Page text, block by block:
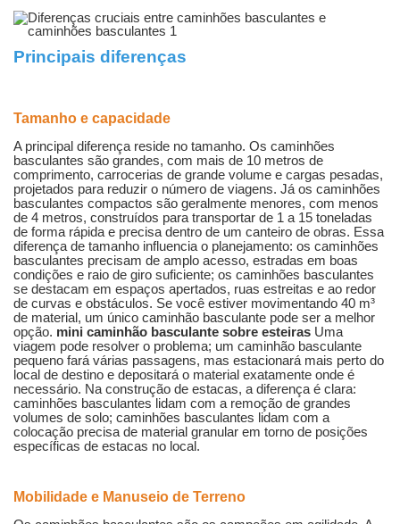
Principais diferenças
Tamanho e capacidade
A principal diferença reside no tamanho. Os caminhões
basculantes são grandes, com mais de 10 metros de
comprimento, carrocerias de grande volume e cargas pesadas,
projetados para reduzir o número de viagens. Já os caminhões
basculantes compactos são geralmente menores, com menos
de 4 metros, construídos para transportar de 1 a 15 toneladas
de forma rápida e precisa dentro de um canteiro de obras. Essa
diferença de tamanho influencia o planejamento: os caminhões
basculantes precisam de amplo acesso, estradas em boas
condições e raio de giro suficiente; os caminhões basculantes
se destacam em espaços apertados, ruas estreitas e ao redor
de curvas e obstáculos. Se você estiver movimentando 40 m³
de material, um único caminhão basculante pode ser a melhor
opção. mini caminhão basculante sobre esteiras Uma
viagem pode resolver o problema; um caminhão basculante
pequeno fará várias passagens, mas estacionará mais perto do
local de destino e depositará o material exatamente onde é
necessário. Na construção de estacas, a diferença é clara:
caminhões basculantes lidam com a remoção de grandes
volumes de solo; caminhões basculantes lidam com a
colocação precisa de material granular em torno de posições
específicas de estacas no local.
Mobilidade e Manuseio de Terreno